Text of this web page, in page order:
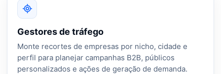
Gestores de tráfego
Monte recortes de empresas por nicho, cidade e
perfil para planejar campanhas B2B, públicos
personalizados e ações de geração de demanda.